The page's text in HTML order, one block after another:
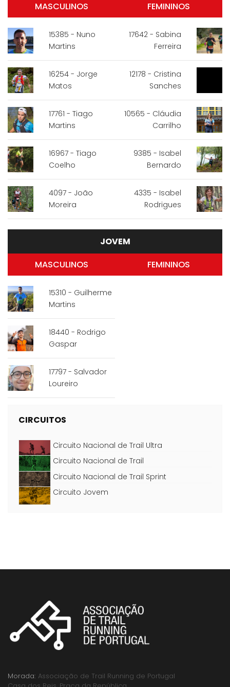
MASCULINOS
15385 - Nuno
Martins
16254 - Jorge
Matos
17761 - Tiago
Martins
16967 - Tiago
Coelho
4097 - João
Moreira
FEMININOS
17642 - Sabina
Ferreira
12178 - Cristina
Sanches
10565 - Cláudia
Carrilho
9385 - Isabel
Bernardo
4335 - Isabel
Rodrigues
JOVEM
MASCULINOS
15310 - Guilherme
Martins
18440 - Rodrigo
Gaspar
17797 - Salvador
Loureiro
FEMININOS
CIRCUITOS
Circuito Nacional de Trail Ultra
Circuito Nacional de Trail
Circuito Nacional de Trail Sprint
Circuito Jovem
Morada: Associação de Trail Running de Portugal